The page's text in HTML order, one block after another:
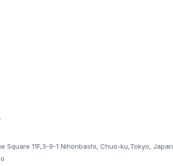
Square 11F,3-9-1 Nihonbashi, Chuo-ku,Tokyo, Japan